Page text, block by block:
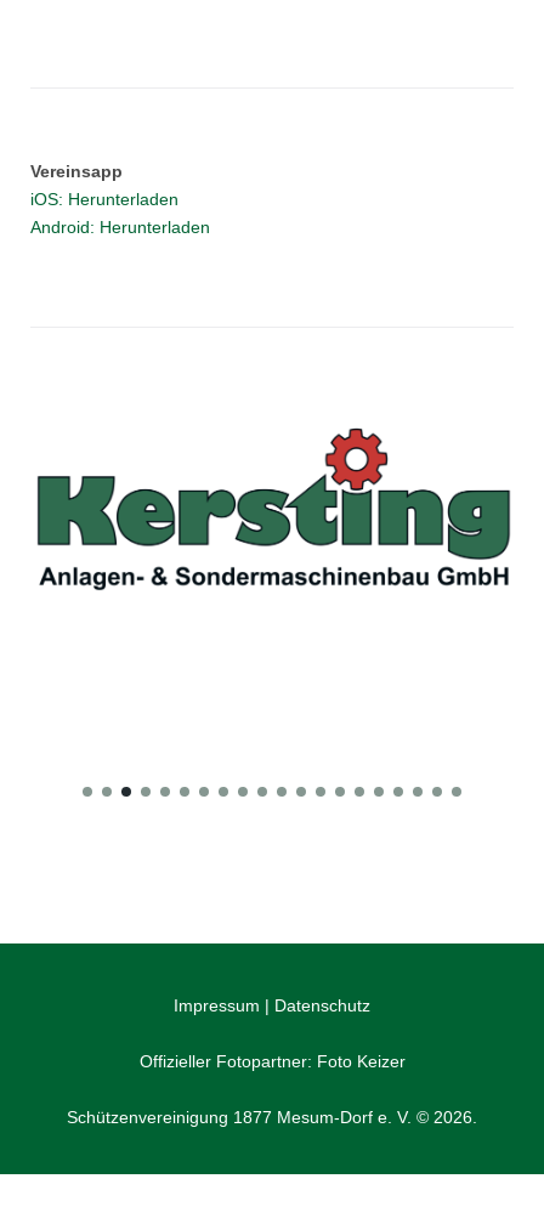
Vereinsapp
iOS: Herunterladen
Android: Herunterladen
Impressum | Datenschutz
Offizieller Fotopartner: Foto Keizer
Schützenvereinigung 1877 Mesum-Dorf e. V. © 2026.